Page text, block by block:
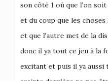
son côté 1 où que l’on
et du coup que les
et que l’autre met de la
donc il ya tout ce jeu à la
excitant et puis il ya aussi